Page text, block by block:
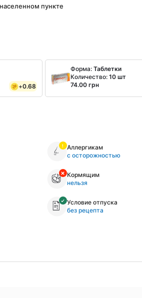
пункте
+0.68
Форма:Таблетки
Количество:10 шт
74.00 грн
Аллергикам
с осторожностью
Кормящим
нельзя
Условие отпуска
без рецепта